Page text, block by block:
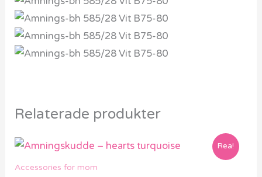
Relaterade produkter
Rea!
Accessories for mom
Det
ursprungliga
priset
Det
priset